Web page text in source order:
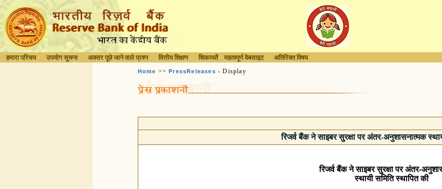
हमारा परिचय
उपयोग सूचना अक्सर पूछे जाने वाले प्रश्न वित्तीय शिक्षण शिकायतें महत्वपूर्ण वेबसाइट अतिरिक्त विषय
Home >>PressReleases - Display
रिजर्व बैंक ने साइबर सुरक्षा पर अंतर-अनुशासनात्मक
रिजर्व बैंक ने साइबर सुरक्षा पर अंतर-
स्थायी समिति स्थापित की